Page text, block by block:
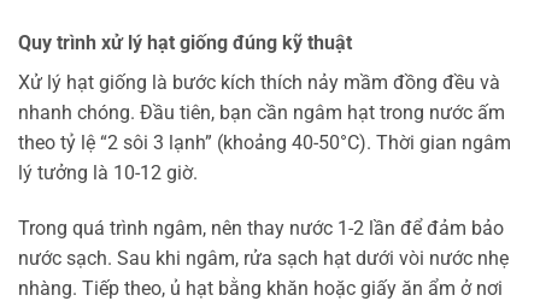
Quy trình xử lý hạt giống đúng kỹ thuật
Xử lý hạt giống là bước kích thích nảy mầm đồng đều và
nhanh chóng. Đầu tiên, bạn cần ngâm hạt trong nước ấm
theo tỷ lệ “2 sôi 3 lạnh” (khoảng 40-50°C). Thời gian ngâm
lý tưởng là 10-12 giờ.
Trong quá trình ngâm, nên thay nước 1-2 lần để đảm bảo
nước sạch. Sau khi ngâm, rửa sạch hạt dưới vòi nước nhẹ
nhàng. Tiếp theo, ủ hạt bằng khăn hoặc giấy ăn ẩm ở nơi